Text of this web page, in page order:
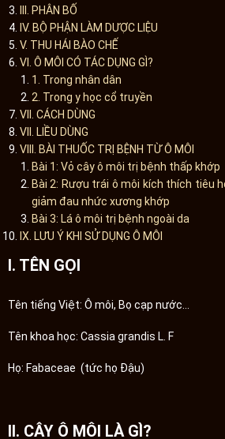
III. PHÂN BỐ
IV. BỘ PHẬN LÀM DƯỢC LIỆU
V. THU HÁI BÀO CHẾ
VI. Ô MÔI CÓ TÁC DỤNG GÌ?
1. Trong nhân dân
2. Trong y học cổ truyền
VII. CÁCH DÙNG
VII. LIỀU DÙNG
VIII. BÀI THUỐC TRỊ BỆNH TỪ Ô MÔI
Bài 1: Vỏ cây ô môi trị bệnh thấp khớp
Bài 2: Rượu trái ô môi kích thích tiêu
giảm đau nhức xương khớp
Bài 3: Lá ô môi trị bệnh ngoài da
IX. LƯU Ý KHI SỬ DỤNG Ô MÔI
I. TÊN GỌI
Tên tiếng Việt: Ô môi, Bọ cạp nước…
Tên khoa học: Cassia grandis L. F
Họ: Fabaceae (tức họ Đậu)
II. CÂY Ô MÔI LÀ GÌ?